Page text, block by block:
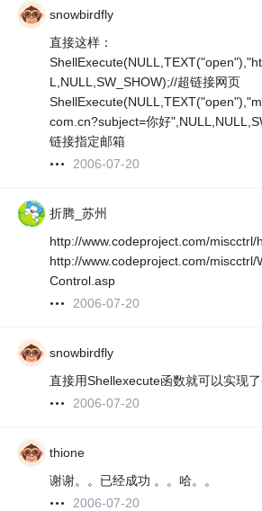
snowbirdfly
直接这样：
L,NULL,SW_SHOW);//超链接网页
com.cn?subject=你好
链接指定邮箱
2006-07-20
折腾_苏州
http://www.codeproject.com/miscctrl/
http://www.codeproject.com/miscctrl/
Control.asp
2006-07-20
snowbirdfly
直接用Shellexecute函数就可以实现
2006-07-20
thione
谢谢。。已经成功 。。哈。。
2006-07-20